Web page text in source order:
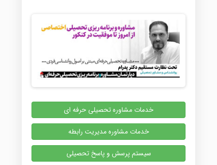
خدمات مشاوره تحصیلی حرفه ای
خدمات مشاوره مدیریت رابطه
سیستم پرسش و پاسخ تحصیلی